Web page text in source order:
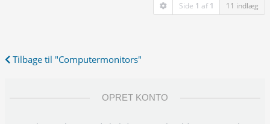
Side 1 af 1 11 indlæg
Tilbage til "Computermonitors"
OPRET KONTO